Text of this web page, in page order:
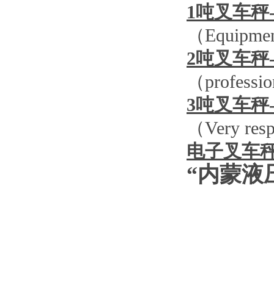
1吨叉车秤
（
2吨叉车秤
（
3吨叉车秤
（Very
电子叉车
“内蒙液